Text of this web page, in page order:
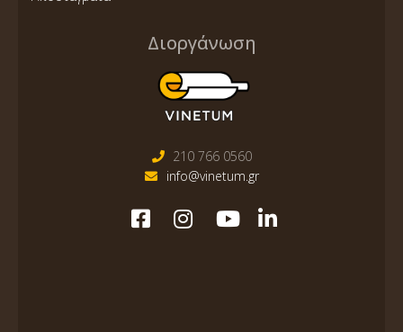
Διοργάνωση
210 766 0560
info@vinetum.gr